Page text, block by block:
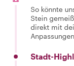
So könnte
Stein
direkt mit
Stadt-